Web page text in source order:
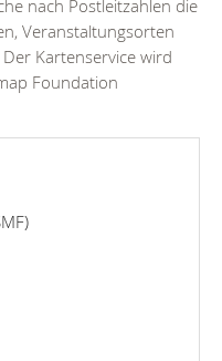
nach Postleitzahlen die
Veranstaltungsorten
Kartenservice wird
Foundation